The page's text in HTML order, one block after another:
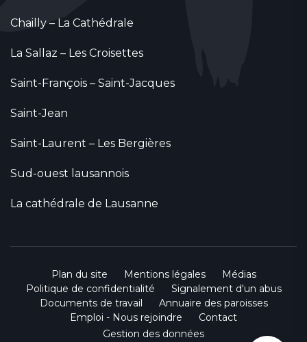
Chailly – La Cathédrale
La Sallaz – Les Croisettes
Saint-François – Saint-Jacques
Saint-Jean
Saint-Laurent – Les Bergières
Sud-ouest lausannois
La cathédrale de Lausanne
Plan du site Mentions légales
Médias
Politique de confidentialité
Signalement d'un abus
Documents de travail
Annuaire des paroisses
Emploi - Nous rejoindre
Contact
Gestion des données